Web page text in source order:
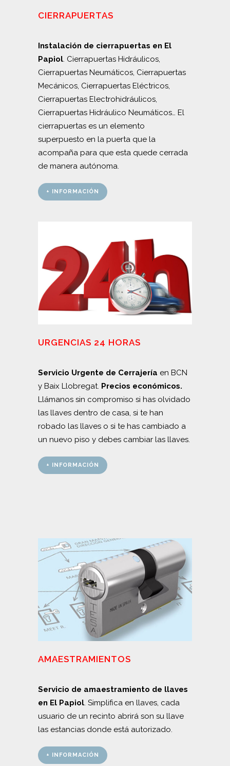
CIERRAPUERTAS
Instalación de cierrapuertas en El
Papiol. Cierrapuertas Hidráulicos,
Cierrapuertas Neumáticos, Cierrapuertas
Mecánicos, Cierrapuertas Eléctricos,
Cierrapuertas Electrohidráulicos,
Cierrapuertas Hidráulico Neumáticos… El
cierrapuertas es un elemento
superpuesto en la puerta que la
acompaña para que esta quede cerrada
de manera autónoma.
+ INFORMACIÓN
URGENCIAS 24 HORAS
Servicio Urgente de Cerrajería en BCN
y Baix Llobregat. Precios económicos.
Llámanos sin compromiso si has olvidado
las llaves dentro de casa, si te han
robado las llaves o si te has cambiado a
un nuevo piso y debes cambiar las llaves.
+ INFORMACIÓN
AMAESTRAMIENTOS
Servicio de amaestramiento de llaves
en El Papiol. Simplifica en llaves, cada
usuario de un recinto abrirá son su llave
las estancias donde está autorizado.
+ INFORMACIÓN